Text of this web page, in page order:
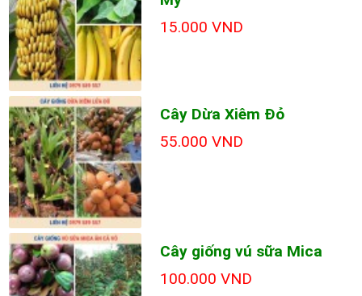
15.000 VND
Cây Dừa Xiêm Đỏ
55.000 VND
Cây giống vú sữa Mica
100.000 VND